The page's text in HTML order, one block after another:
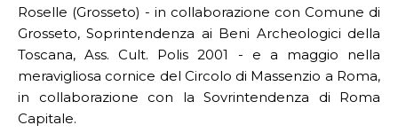
Roselle (Grosseto) - in collaborazione con Comune di
Grosseto, Soprintendenza ai Beni Archeologici della
Toscana, Ass. Cult. Polis 2001 - e a maggio nella
meravigliosa cornice del Circolo di Massenzio a Roma,
in collaborazione con la Sovrintendenza di Roma
Capitale.